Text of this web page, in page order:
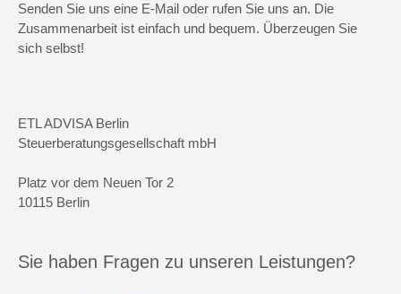
Senden Sie uns eine E-Mail oder rufen Sie uns an. Die
Zusammenarbeit ist einfach und bequem. Überzeugen Sie
sich selbst!
ETL ADVISA Berlin
Steuerberatungsgesellschaft mbH
Platz vor dem Neuen Tor 2
10115 Berlin
Sie haben Fragen zu unseren Leistungen?